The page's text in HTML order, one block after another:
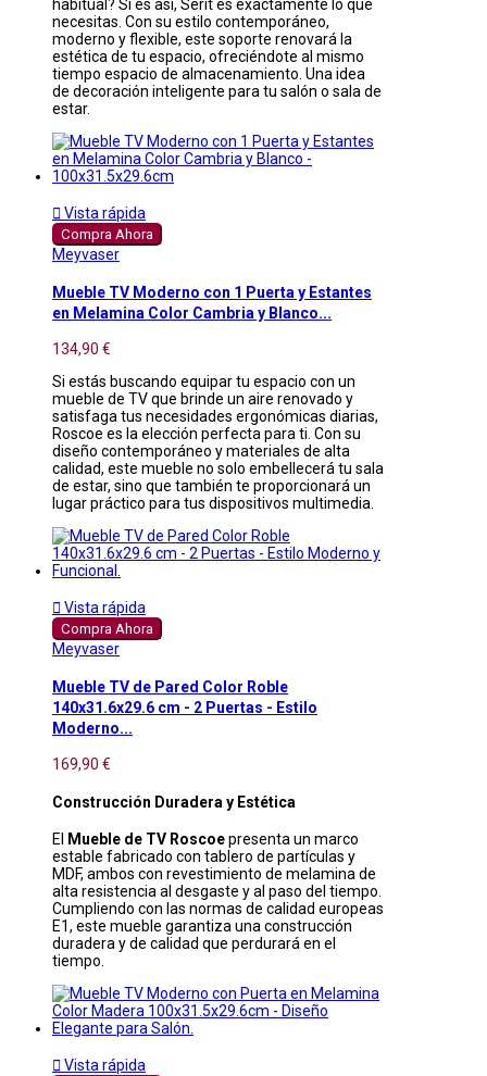
habitual? Si es así, Serit es exactamente lo que
necesitas. Con su estilo contemporáneo,
moderno y flexible, este soporte renovará la
estética de tu espacio, ofreciéndote al mismo
tiempo espacio de almacenamiento. Una idea
de decoración inteligente para tu salón o sala de
estar.
 Vista rápida
Compra Ahora
Meyvaser
Mueble TV Moderno con 1 Puerta y Estantes
en Melamina Color Cambria y Blanco...
134,90 €
Si estás buscando equipar tu espacio con un
mueble de TV que brinde un aire renovado y
satisfaga tus necesidades ergonómicas diarias,
Roscoe es la elección perfecta para ti. Con su
diseño contemporáneo y materiales de alta
calidad, este mueble no solo embellecerá tu sala
de estar, sino que también te proporcionará un
lugar práctico para tus dispositivos multimedia.
 Vista rápida
Compra Ahora
Meyvaser
Mueble TV de Pared Color Roble
140x31.6x29.6 cm - 2 Puertas - Estilo
Moderno...
169,90 €
Construcción Duradera y Estética
El Mueble de TV Roscoepresenta un marco
estable fabricado con tablero de partículas y
MDF, ambos con revestimiento de melamina de
alta resistencia al desgaste y al paso del tiempo.
Cumpliendo con las normas de calidad europeas
E1, este mueble garantiza una construcción
duradera y de calidad que perdurará en el
tiempo.
 Vista rápida